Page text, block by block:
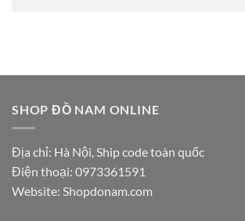
SHOP ĐỒ NAM ONLINE
Địa chỉ: Hà Nội, Ship code toàn quốc
Điện thoại: 0973361591
Website: Shopdonam.com